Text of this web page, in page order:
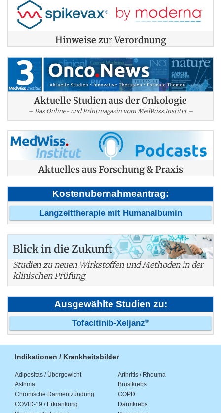
Hinweise zur Verordnung
Aktuelle Studien aus der Onkologie
– Das Online- und Printmagazin vom MedWiss.Institut –
Aktuelles aus Forschung & Praxis
Kostenübernahmeantrag:
Langzeittherapie mit Humanalbumin
Blick in die Zukunft
Studien zu neuen Wirkstoffen und Methoden in der
klinischen Prüfung
Ausgewählte Studien zu:
Tofacitinib-Xeljanz®
Indikationen / Krankheitsbilder
Adipositas / Übergewicht
Arthritis / Rheuma
Asthma
Brustkrebs
Chronische Darmentzündung
COPD
COVID-19 / Erkrankung
Darmkrebs